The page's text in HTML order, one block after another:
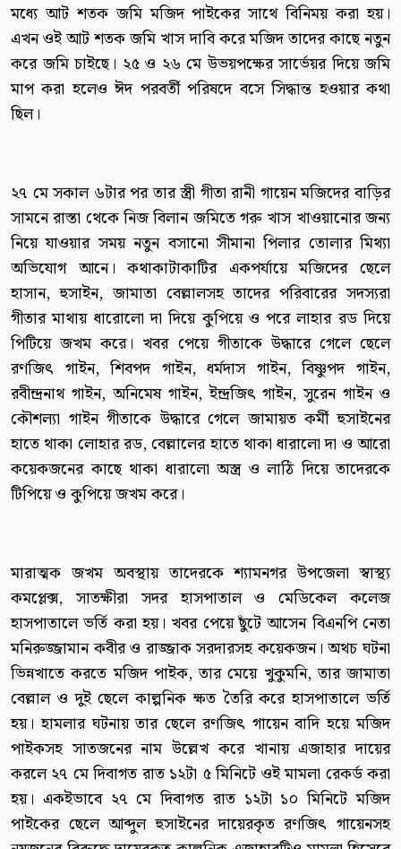
মধ্যে আট শতক জমি মজিদ পাইকের সাথে বিনিময় করা হয়।
এখন ওই আট শতক জমি খাস দাবি করে মজিদ তাদের কাছে নতুন
করে জমি চাইছে। ২৫ ও ২৬ মে উভয়পক্ষের সার্ভেয়র দিয়ে জমি
মাপ করা হলেও ঈদ পরবর্তী পরিষদে বসে সিদ্ধান্ত হওয়ার কথা
ছিল।
২৭ মে সকাল ৬টার পর তার স্ত্রী গীতা রানী গায়েন মজিদের বাড়ির
সামনে রাস্তা থেকে নিজ বিলান জমিতে গরু খাস খাওয়ানোর জন্য
নিয়ে যাওয়ার সময় নতুন বসানো সীমানা পিলার তোলার মিথ্যা
অভিযোগ আনে। কথাকাটাকাটির একপর্যায়ে মজিদের ছেলে
হাসান, হুসাইন, জামাতা বেল্লালসহ তাদের পরিবারের সদস্যরা
গীতার মাথায় ধারোলো দা দিয়ে কুপিয়ে ও পরে লাহার রড দিয়ে
পিটিয়ে জখম করে। খবর পেয়ে গীতাকে উদ্ধারে গেলে ছেলে
রণজিৎ গাইন, শিবপদ গাইন, ধর্মদাস গাইন, বিষ্ণুপদ গাইন,
রবীন্দ্রনাথ গাইন, অনিমেষ গাইন, ইন্দ্রজিৎ গাইন, সুরেন গাইন ও
কৌশল্যা গাইন গীতাকে উদ্ধারে গেলে জামায়ত কর্মী হুসাইনের
হাতে থাকা লোহার রড, বেল্লালের হাতে থাকা ধারালো দা ও আরো
কয়েকজনের কাছে থাকা ধারালো অস্ত্র ও লাঠি দিয়ে তাদেরকে
টিপিয়ে ও কুপিয়ে জখম করে।
মারাত্মক জখম অবস্থায় তাদেরকে শ্যামনগর উপজেলা স্বাস্থ্য
কমপ্লেক্স, সাতক্ষীরা সদর হাসপাতাল ও মেডিকেল কলেজ
হাসপাতালে ভর্তি করা হয়। খবর পেয়ে ছুঁটে আসেন বিএনপি নেতা
মনিরুজ্জামান কবীর ও রাজ্জাক সরদারসহ কয়েকজন। অথচ ঘটনা
ভিন্নখাতে করতে মজিদ পাইক, তার মেয়ে খুকুমনি, তার জামাতা
বেল্লাল ও দুই ছেলে কাল্পনিক ক্ষত তৈরি করে হাসপাতালে ভর্তি
হয়। হামলার ঘটনায় তার ছেলে রণজিৎ গায়েন বাদি হয়ে মজিদ
পাইকসহ সাতজনের নাম উল্লেখ করে খানায় এজাহার দায়ের
করলে ২৭ মে দিবাগত রাত ১২টা ৫ মিনিটে ওই মামলা রেকর্ড করা
হয়। একইভাবে ২৭ মে দিবাগত রাত ১২টা ১০ মিনিটে মজিদ
পাইকের ছেলে আব্দুল হুসাইনের দায়েরকৃত রণজিৎ গায়েনসহ